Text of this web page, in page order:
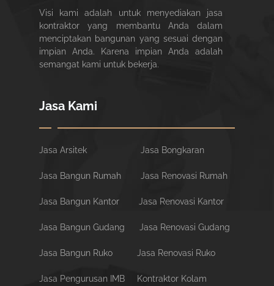
Visi kami adalah untuk menyediakan jasa
kontraktor yang membantu Anda dalam
menciptakan bangunan yang sesuai dengan
impian Anda. Karena impian Anda adalah
semangat kami untuk bekerja.
Jasa Kami
Jasa Arsitek Jasa Bongkaran
Jasa Bangun Rumah Jasa Renovasi Rumah
Jasa Bangun Kantor Jasa Renovasi Kantor
Jasa Bangun Gudang Jasa Renovasi Gudang
Jasa Bangun Ruko Jasa Renovasi Ruko
Jasa Pengurusan IMB
Kontraktor Kolam